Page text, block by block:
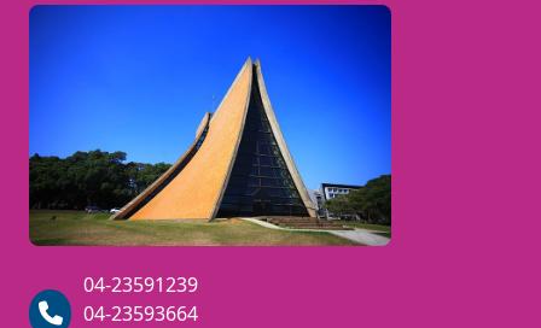
04-23591239
04-23593664